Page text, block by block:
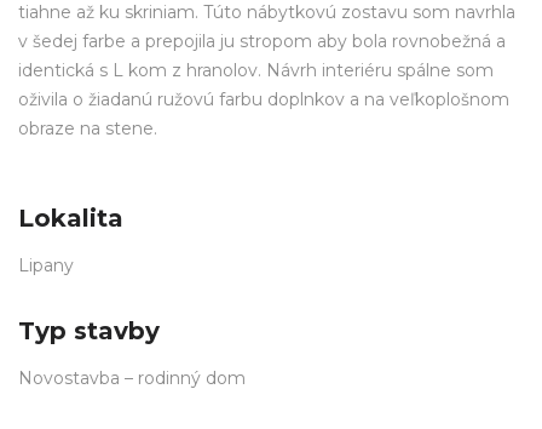
tiahne až ku skriniam. Túto nábytkovú zostavu som navrhla
v šedej farbe a prepojila ju stropom aby bola rovnobežná a
identická s L kom z hranolov. Návrh interiéru spálne som
oživila o žiadanú ružovú farbu doplnkov a na veľkoplošnom
obraze na stene.
Lokalita
Lipany
Typ stavby
Novostavba – rodinný dom